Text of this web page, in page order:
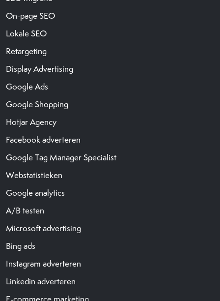
On-page SEO
Lokale SEO
Retargeting
Display Advertising
Google Ads
Google Shopping
Hotjar Agency
Facebook adverteren
Google Tag Manager Specialist
Webstatistieken
Google analytics
A/B testen
Microsoft advertising
Bing ads
Instagram adverteren
Linkedin adverteren